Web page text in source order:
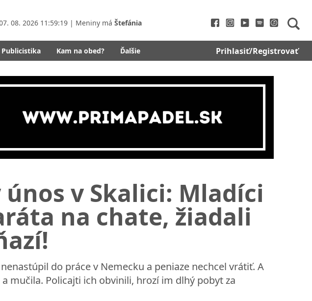
08. 2026 11:59:21 | Meniny má Štefánia
Publicistika Kam na obed? Ďalšie Prihlasiť/Registrovať
v Skalici: Mladíci
na chate, žiadali
do práce v Nemecku a peniaze nechcel vrátiť. A
mučila. Policajti ich obvinili, hrozí im dlhý pobyt za